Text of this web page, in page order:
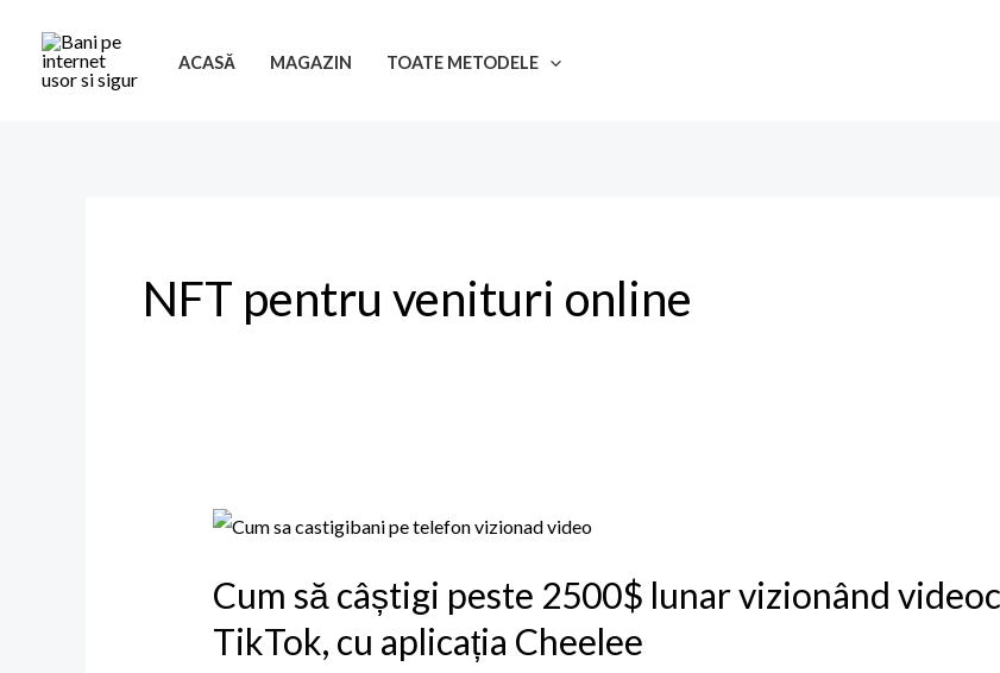
content
ACASĂ MAGAZIN TOATE METODELE
NFT pentru venituri online
Cum să câștigi peste 2500$ lunar vizionând
TikTok, cu aplicația Cheelee
Cum
câștigi
peste
2500$